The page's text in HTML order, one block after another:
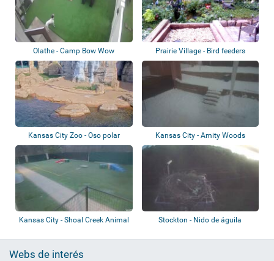
Olathe - Camp Bow Wow Prairie Village - Bird feeders
Kansas City Zoo - Oso polar
Kansas City - Amity Woods
Animal
Kansas City - Shoal Creek Animal
Stockton - Nido de águila
Webs de interés